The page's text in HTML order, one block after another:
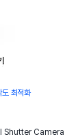
최적화
Shutter Camera